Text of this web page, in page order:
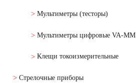
Мультиметры (тесторы)
Мультиметры цифровые VA-MM
Клещи токоизмерительные
Стрелочные приборы